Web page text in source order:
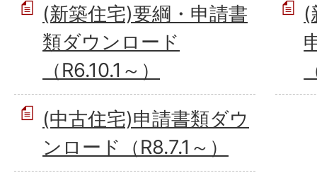
(新築住宅)要綱・申請書
類ダウンロード
（R6.10.1～）
(
(中古住宅)申請書類ダウ
ンロード（R8.7.1～）